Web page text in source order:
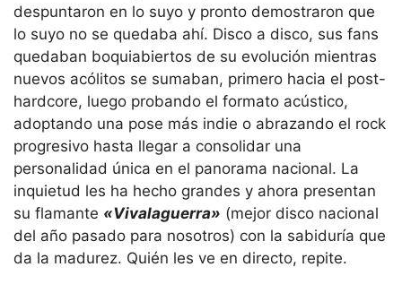
despuntaron en lo suyo y pronto demostraron que
lo suyo no se quedaba ahí. Disco a disco, sus fans
quedaban boquiabiertos de su evolución mientras
nuevos acólitos se sumaban, primero hacia el post-
hardcore, luego probando el formato acústico,
adoptando una pose más indie o abrazando el rock
progresivo hasta llegar a consolidar una
personalidad única en el panorama nacional. La
inquietud les ha hecho grandes y ahora presentan
su flamante «Vivalaguerra» (mejor disco nacional
del año pasado para nosotros) con la sabiduría que
da la madurez. Quién les ve en directo, repite.